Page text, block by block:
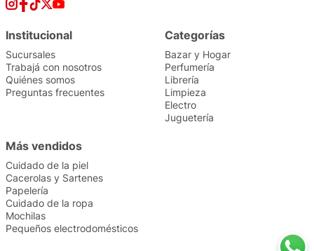
Institucional
Sucursales
Trabajá con nosotros
Quiénes somos
Preguntas frecuentes
Categorías
Bazar y Hogar
Perfumería
Librería
Limpieza
Electro
Juguetería
Más vendidos
Cuidado de la piel
Cacerolas y Sartenes
Papelería
Cuidado de la ropa
Mochilas
Pequeños electrodomésticos